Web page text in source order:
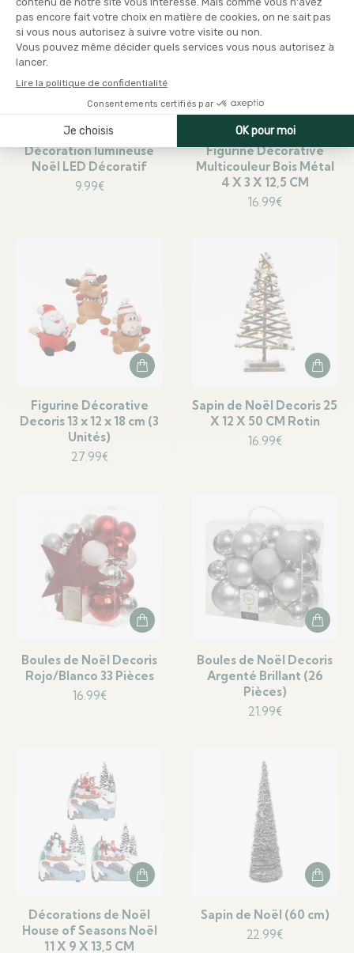
Décoration lumineuse
Noël LED Décoratif
9.99€
Figurine Décorative
Multicouleur Bois Métal
4 X 3 X 12,5 CM
16.99€
Figurine Décorative
Decoris 13 x 12 x 18 cm (3
Unités)
27.99€
Sapin de Noël Decoris 25
X 12 X 50 CM Rotin
16.99€
Boules de Noël Decoris
Rojo/Blanco 33 Pièces
16.99€
Boules de Noël Decoris
Argenté Brillant (26
Pièces)
21.99€
Décorations de Noël
House of Seasons Noël
11 X 9 X 13,5 CM
Sapin de Noël (60 cm)
22.99€